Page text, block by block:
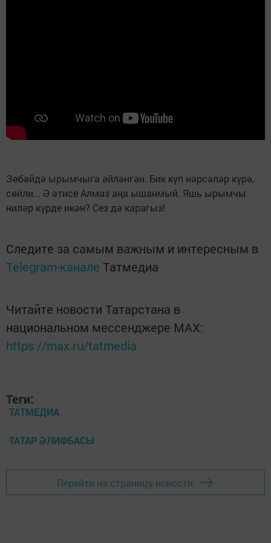
Зөбәйдә ырымчыга әйләнгән. Бик күп нәрсәләр күрә,
сөйли... Ә әтисе Алмаз аңа ышанмый. Яшь ырымчы
ниләр күрде икән? Сез дә карагыз!
Следите за самым важным и интересным в
Telegram-канале Татмедиа
Читайте новости Татарстана в
национальном мессенджере MАХ:
https://max.ru/tatmedia
Теги:
ТАТМЕДИА
ТАТАР ӘЛИФБАСЫ
Перейти на страницу новости